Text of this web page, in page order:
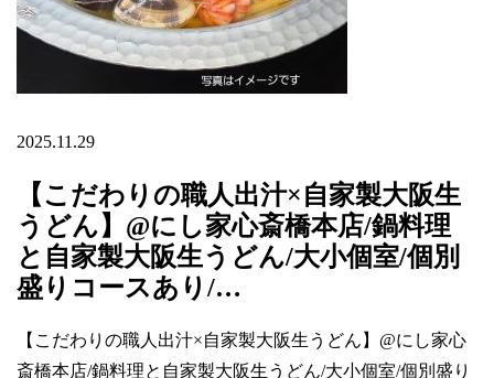
2025.11.29
【こだわりの職人出汁×自家製大阪生
うどん】@にし家心斎橋本店/鍋料理
と自家製大阪生うどん/大小個室/個別
盛りコースあり/…
【こだわりの職人出汁×自家製大阪生うどん】@にし家心
斎橋本店/鍋料理と自家製大阪生うどん/大小個室/個別盛り